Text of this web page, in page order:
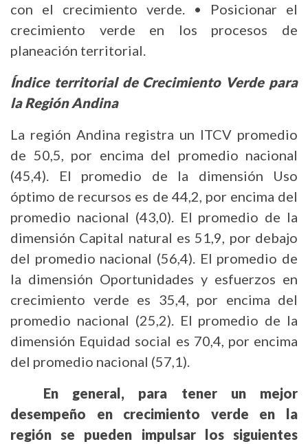
con el crecimiento verde. • Posicionar el
crecimiento verde en los procesos de
planeación territorial.
Índice territorial de Crecimiento Verde para
la Región Andina
La región Andina registra un ITCV promedio
de 50,5, por encima del promedio nacional
(45,4). El promedio de la dimensión Uso
óptimo de recursos es de 44,2, por encima del
promedio nacional (43,0). El promedio de la
dimensión Capital natural es 51,9, por debajo
del promedio nacional (56,4). El promedio de
la dimensión Oportunidades y esfuerzos en
crecimiento verde es 35,4, por encima del
promedio nacional (25,2). El promedio de la
dimensión Equidad social es 70,4, por encima
del promedio nacional (57,1).
En general, para tener un mejor
desempeño en crecimiento verde en la
región se pueden impulsar los siguientes